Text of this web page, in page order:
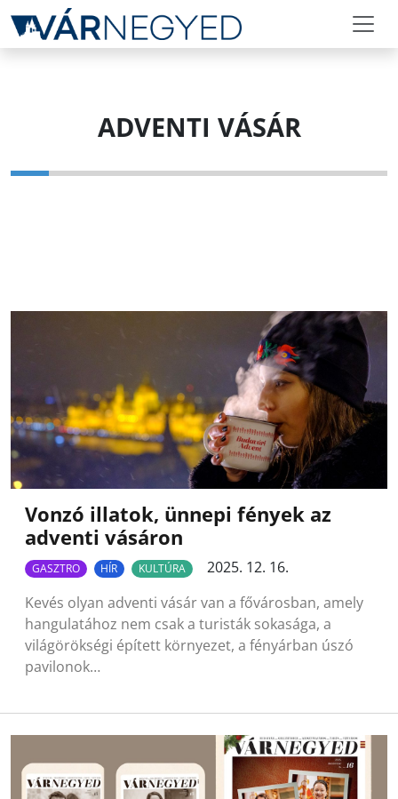
ADVENTI VÁSÁR
Vonzó illatok, ünnepi fények az
adventi vásáron
GASZTRO HÍR KULTÚRA
2025. 12. 16.
Kevés olyan adventi vásár van a fővárosban, amely
hangulatához nem csak a turisták sokasága, a
világörökségi épített környezet, a fényárban úszó
pavilonok…